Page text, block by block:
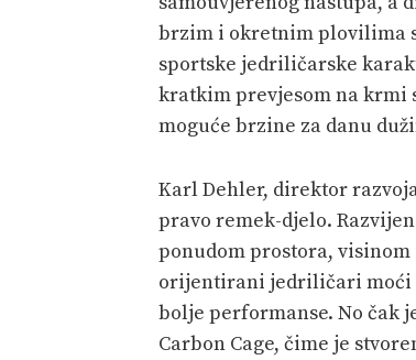
brzim i okretnim plovilima
sportske jedriličarske
kratkim prevjesom na krmi
moguće brzine za danu
Karl Dehler, direktor
pravo remek-djelo.
ponudom prostora,
orijentirani jedriličari moći
bolje performanse. No čak
Carbon Cage, čime je